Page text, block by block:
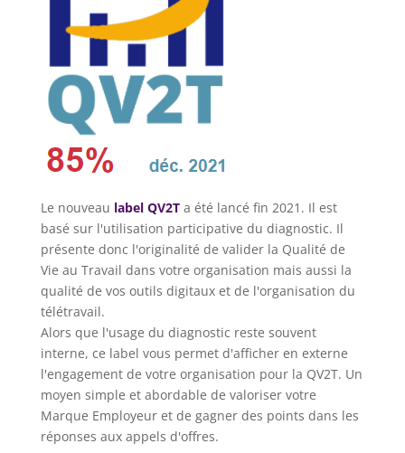
Le nouveau label QV2T a été lancé fin 2021. Il est
basé sur l'utilisation participative du diagnostic. Il
présente donc l'originalité de valider la Qualité de
Vie au Travail dans votre organisation mais aussi la
qualité de vos outils digitaux et de l'organisation du
télétravail.
Alors que l'usage du diagnostic reste souvent
interne, ce label vous permet d'afficher en externe
l'engagement de votre organisation pour la QV2T. Un
moyen simple et abordable de valoriser votre
Marque Employeur et de gagner des points dans les
réponses aux appels d'offres.